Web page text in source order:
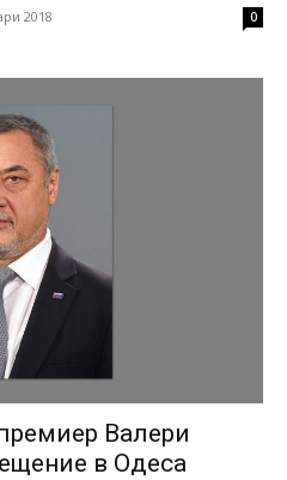
2018 0
Валери
в Одеса